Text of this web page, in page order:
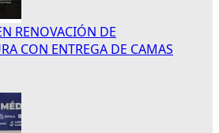
RENOVACIÓN DE
CON ENTREGA DE CAMAS